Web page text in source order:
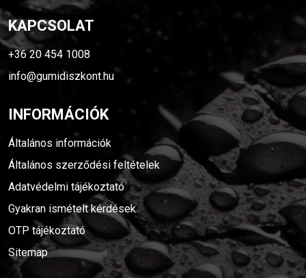
KAPCSOLAT
+36 20 454 1008
info@gumidiszkont.hu
INFORMÁCIÓK
Általános információk
Általános szerződési feltételek
Adatvédelmi tájékoztató
Gyakran ismételt kérdések
OTP tájékoztató
Sitemap